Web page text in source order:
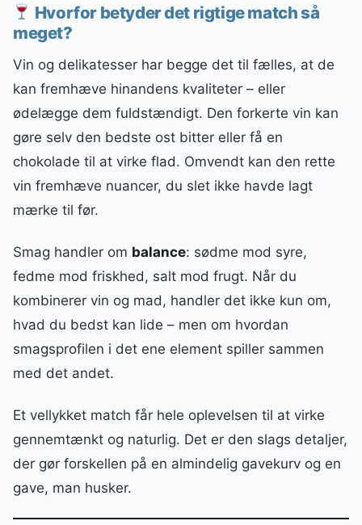
Hvorfor betyder det rigtige match så
meget?
Vin og delikatesser har begge det til fælles, at de
kan fremhæve hinandens kvaliteter – eller
ødelægge dem fuldstændigt. Den forkerte vin kan
gøre selv den bedste ost bitter eller få en
chokolade til at virke flad. Omvendt kan den rette
vin fremhæve nuancer, du slet ikke havde lagt
mærke til før.
Smag handler om balance: sødme mod syre,
fedme mod friskhed, salt mod frugt. Når du
kombinerer vin og mad, handler det ikke kun om,
hvad du bedst kan lide – men om hvordan
smagsprofilen i det ene element spiller sammen
med det andet.
Et vellykket match får hele oplevelsen til at virke
gennemtænkt og naturlig. Det er den slags detaljer,
der gør forskellen på en almindelig gavekurv og en
gave, man husker.